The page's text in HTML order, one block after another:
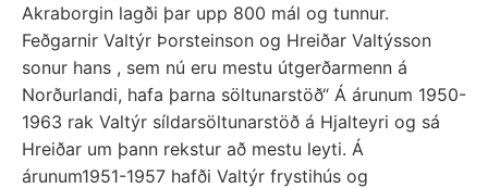
Akraborgin lagði þar upp 800 mál og tunnur.
Feðgarnir Valtýr Þorsteinson og Hreiðar Valtýsson
sonur hans , sem nú eru mestu útgerðarmenn á
Norðurlandi, hafa þarna söltunarstöð“ Á árunum 1950-
1963 rak Valtýr síldarsöltunarstöð á Hjalteyri og sá
Hreiðar um þann rekstur að mestu leyti. Á
árunum1951-1957 hafði Valtýr frystihús og